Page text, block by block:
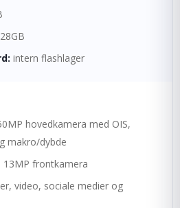
intern flashlager
hovedkamera med OIS,
makro/dybde
13MP frontkamera
video, sociale medier og